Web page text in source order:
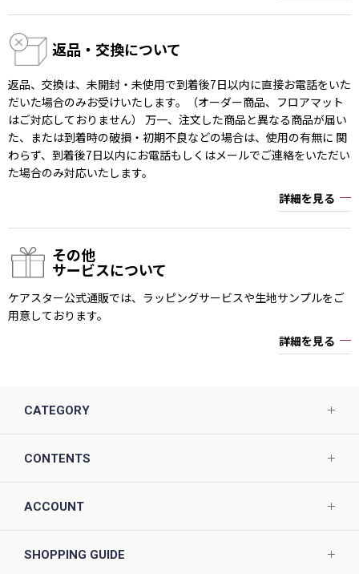
返品・交換について
返品、交換は、未開封・未使用で到着後7日以内に直接お電話をいた
だいた場合のみお受けいたします。（オーダー商品、フロアマット
はご対応しておりません） 万一、注文した商品と異なる商品が届い
た、または到着時の破損・初期不良などの場合は、使用の有無に 関
わらず、到着後7日以内にお電話もしくはメールでご連絡をいただい
た場合のみ対応いたします。
詳細を見る
その他
サービスについて
ケアスター公式通販では、ラッピングサービスや生地サンプルをご
用意しております。
詳細を見る
CATEGORY
CONTENTS
ACCOUNT
SHOPPING GUIDE